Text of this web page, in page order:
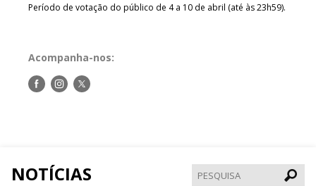
Período de votação do público de 4 a 10 de abril (até às 23h59).
Acompanha-nos:
Siga-Siga-Siga-
NOTÍCIAS